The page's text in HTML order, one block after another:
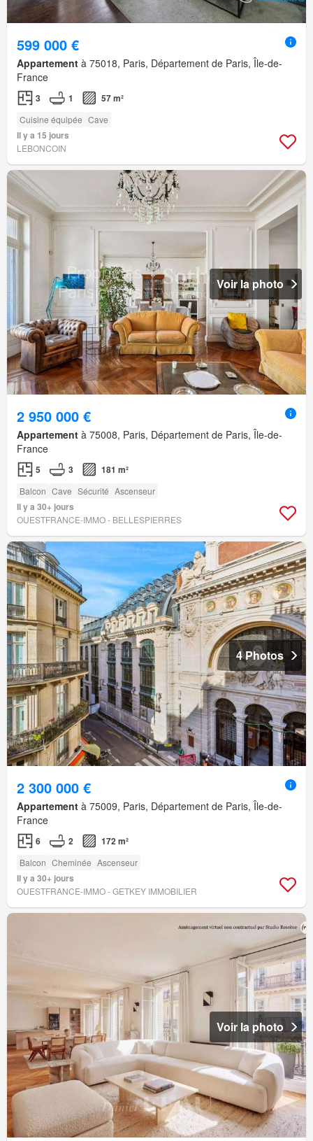
599 000 €
Appartement à 75018, Paris, Département de Paris, Île-de-
France
3 1 57 m²
Cuisine équipée Cave
Il y a 15 jours
LEBONCOIN
Voir la photo
2 950 000 €
Appartement à 75008, Paris, Département de Paris, Île-de-
France
5 3 181 m²
Balcon Cave Sécurité Ascenseur
Il y a 30+ jours
OUESTFRANCE-IMMO - BELLESPIERRES
4 Photos
2 300 000 €
Appartement à 75009, Paris, Département de Paris, Île-de-
France
6 2 172 m²
Balcon Cheminée Ascenseur
Il y a 30+ jours
OUESTFRANCE-IMMO - GETKEY IMMOBILIER
Voir la photo